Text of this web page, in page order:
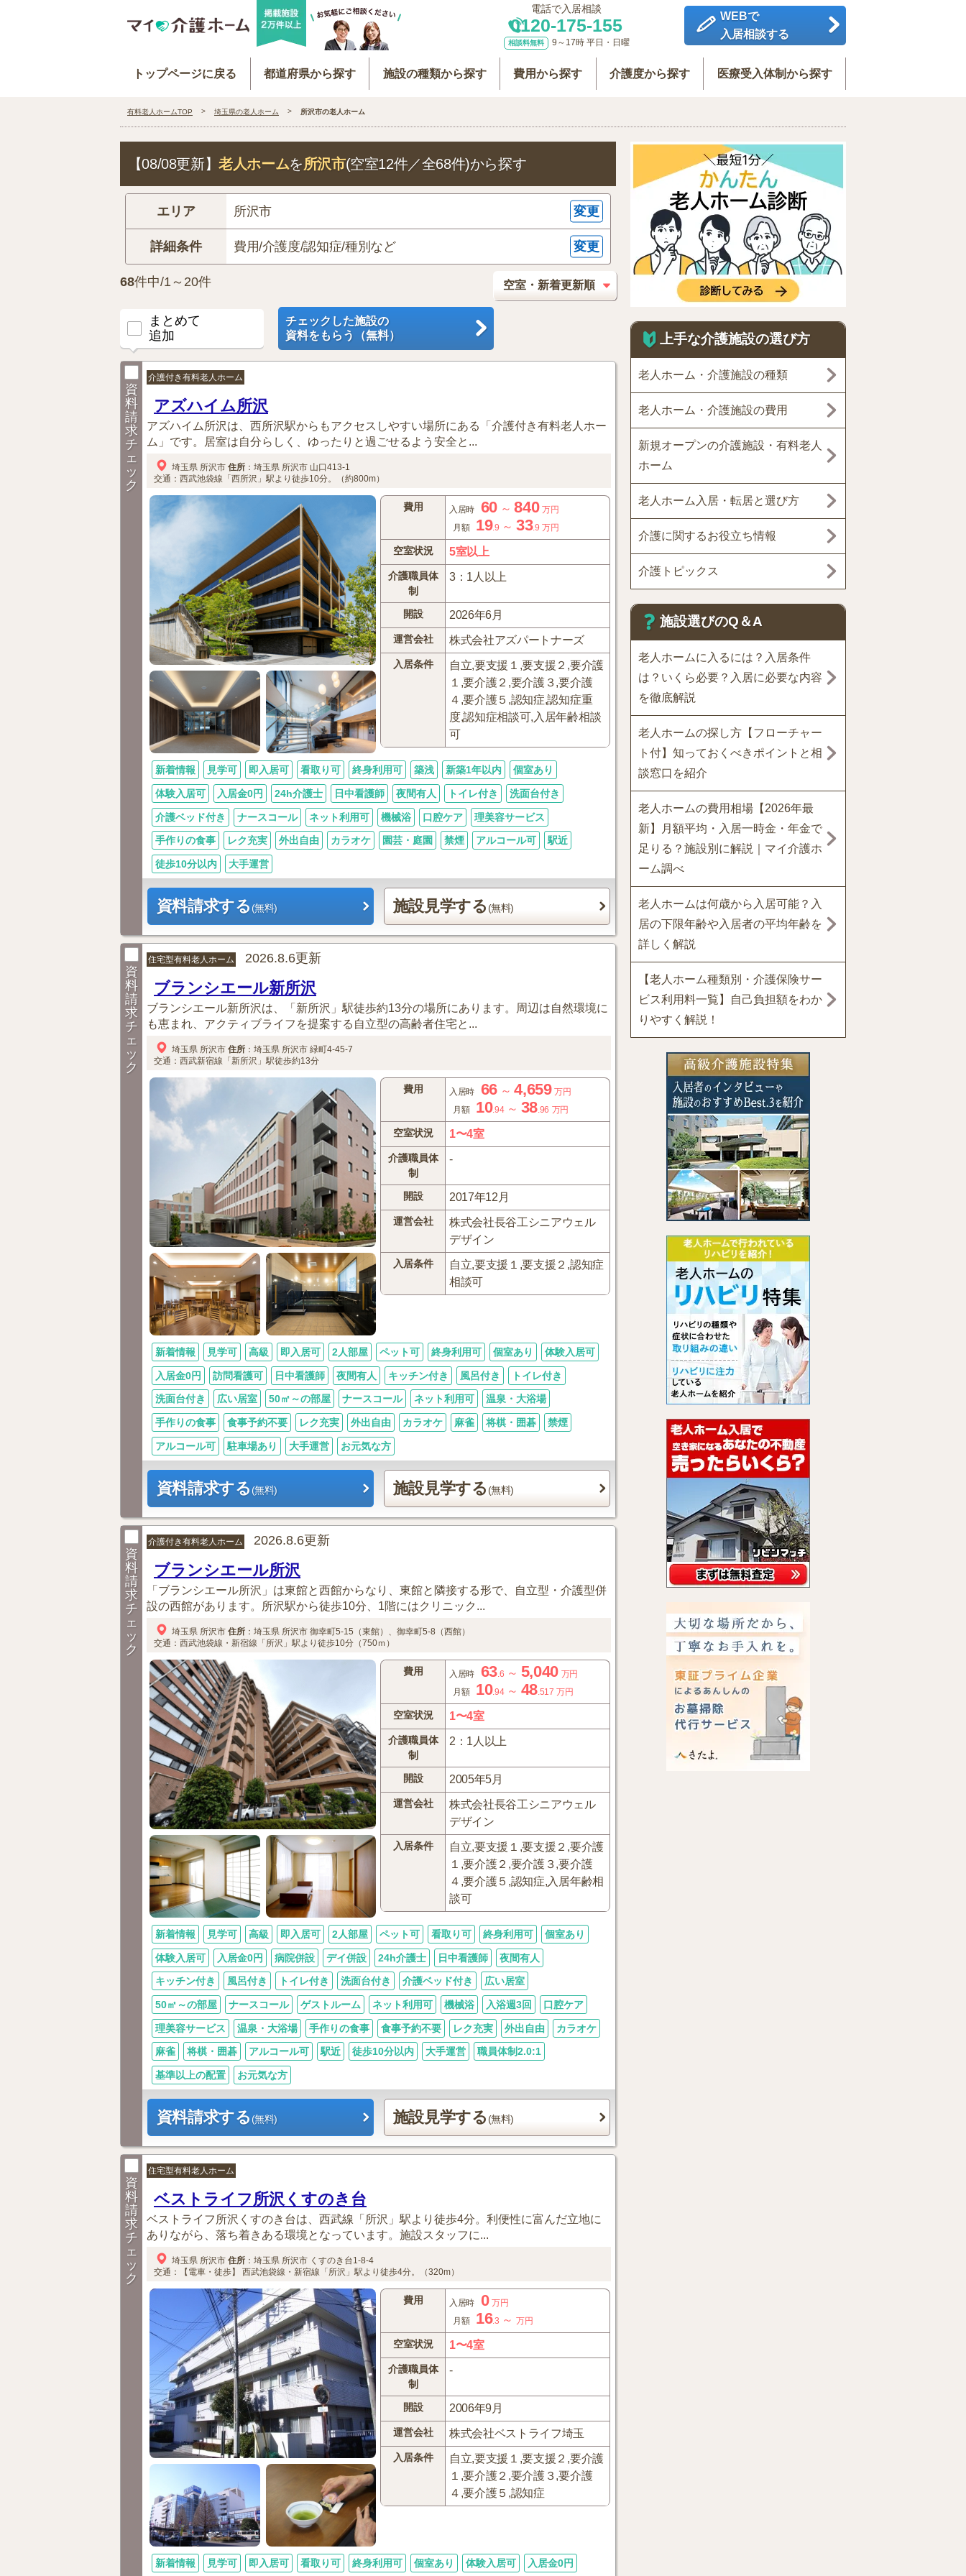
電話で入居相談
0120-175-155
相談料無料 9～17時 平日・日曜
WEBで
入居相談する
トップページに戻る 都道府県から探す 施設の種類から探す 費用から探す 介護度から探す 医療受入体制から探す
有料老人ホームTOP 埼玉県の老人ホーム 所沢市の老人ホーム
【08/08更新】老人ホームを所沢市(空室12件／全68件)から探す
エリア 所沢市 変更
詳細条件 費用/介護度/認知症/種別など 変更
68件中/1～20件
まとめて
追加
チェックした施設の
資料をもらう（無料）
資
料
請
求
チ
ェ
ッ
ク
介護付き有料老人ホーム
アズハイム所沢
アズハイム所沢は、西所沢駅からもアクセスしやすい場所にある「介護付き有料老人ホー
ム」です。居室は自分らしく、ゆったりと過ごせるよう安全と...
埼玉県 所沢市 住所 ： 埼玉県 所沢市 山口413-1
交通：西武池袋線「西所沢」駅より徒歩10分。（約800m）
費用 入居時 60 ～840 万円
月額
19.9 ～ 33.9 万円
空室状況 5室以上
介護職員体
制
3：1人以上
開設 2026年6月
運営会社 株式会社アズパートナーズ
入居条件
自立,要支援１,要支援２,要介護
１,要介護２,要介護３,要介護
４,要介護５,認知症,認知症重
度,認知症相談可,入居年齢相談
可
新着情報 見学可 即入居可 看取り可 終身利用可 築浅 新築1年以内 個室あり
体験入居可 入居金0円 24h介護士 日中看護師 夜間有人 トイレ付き 洗面台付き
介護ベッド付き ナースコール ネット利用可 機械浴 口腔ケア 理美容サービス
手作りの食事 レク充実 外出自由 カラオケ 園芸・庭園 禁煙 アルコール可 駅近
徒歩10分以内 大手運営
資料請求する(無料) 施設見学する (無料)
資
料
請
求
チ
ェ
ッ
ク
住宅型有料老人ホーム 2026.8.6更新
ブランシエール新所沢
ブランシエール新所沢は、「新所沢」駅徒歩約13分の場所にあります。周辺は自然環境に
も恵まれ、アクティブライフを提案する自立型の高齢者住宅と...
埼玉県 所沢市 住所 ： 埼玉県 所沢市 緑町4-45-7
交通：西武新宿線「新所沢」駅徒歩約13分
費用 入居時 66 ～4,659 万円
月額
10.94～ 38.96 万円
空室状況 1〜4室
介護職員体
制
-
開設 2017年12月
運営会社
株式会社長谷工シニアウェル
デザイン
入居条件
自立,要支援１,要支援２,認知症
相談可
新着情報 見学可 高級 即入居可 2人部屋 ペット可 終身利用可 個室あり 体験入居可
入居金0円 訪問看護可 日中看護師 夜間有人 キッチン付き 風呂付き トイレ付き
洗面台付き 広い居室 50㎡～の部屋 ナースコール ネット利用可 温泉・大浴場
手作りの食事 食事予約不要 レク充実 外出自由 カラオケ 麻雀 将棋・囲碁 禁煙
アルコール可 駐車場あり 大手運営 お元気な方
資料請求する(無料) 施設見学する (無料)
資
料
請
求
チ
ェ
ッ
ク
介護付き有料老人ホーム 2026.8.6更新
ブランシエール所沢
「ブランシエール所沢」は東館と西館からなり、東館と隣接する形で、自立型・介護型併
設の西館があります。所沢駅から徒歩10分、1階にはクリニック...
埼玉県 所沢市 住所 ： 埼玉県 所沢市 御幸町5-15（東館）、御幸町5-8（西館）
交通：西武池袋線・新宿線「所沢」駅より徒歩10分（750ｍ）
費用 入居時 63 .6 ～ 5,040 万円
月額
10.94～ 48.517 万円
空室状況 1〜4室
介護職員体
制
2：1人以上
開設 2005年5月
運営会社
株式会社長谷工シニアウェル
デザイン
入居条件
自立,要支援１,要支援２,要介護
１,要介護２,要介護３,要介護
４,要介護５,認知症,入居年齢相
談可
新着情報 見学可 高級 即入居可 2人部屋 ペット可 看取り可 終身利用可 個室あり
体験入居可 入居金0円 病院併設 デイ併設 24h介護士 日中看護師 夜間有人
キッチン付き 風呂付き トイレ付き 洗面台付き 介護ベッド付き 広い居室
50㎡～の部屋 ナースコール ゲストルーム ネット利用可 機械浴 入浴週3回 口腔ケア
理美容サービス 温泉・大浴場 手作りの食事 食事予約不要 レク充実 外出自由 カラオケ
麻雀 将棋・囲碁 アルコール可 駅近 徒歩10分以内 大手運営 職員体制2.0:1
基準以上の配置 お元気な方
資料請求する(無料) 施設見学する (無料)
資
料
請
求
チ
ェ
ッ
ク
住宅型有料老人ホーム
ベストライフ所沢くすのき台
ベストライフ所沢くすのき台は、西武線「所沢」駅より徒歩4分。利便性に富んだ立地に
ありながら、落ち着きある環境となっています。施設スタッフに...
埼玉県 所沢市 住所 ： 埼玉県 所沢市 くすのき台1-8-4
交通：【電車・徒歩】
西武池袋線・新宿線「所沢」駅より徒歩4分。（320m）
費用 入居時 0 万円
月額
16.3 ～ 万円
空室状況 1〜4室
介護職員体
制
-
開設 2006年9月
運営会社 株式会社ベストライフ埼玉
入居条件
自立,要支援１,要支援２,要介護
１,要介護２,要介護３,要介護
４,要介護５,認知症
新着情報 見学可 即入居可 看取り可 終身利用可 個室あり 体験入居可 入居金0円
上手な介護施設の選び方
老人ホーム・介護施設の種類
老人ホーム・介護施設の費用
新規オープンの介護施設・有料老人
ホーム
老人ホーム入居・転居と選び方
介護に関するお役立ち情報
介護トピックス
施設選びのQ＆A
老人ホームに入るには？入居条件
は？いくら必要？入居に必要な内容
を徹底解説
老人ホームの探し方【フローチャー
ト付】知っておくべきポイントと相
談窓口を紹介
老人ホームの費用相場【2026年最
新】月額平均・入居一時金・年金で
足りる？施設別に解説｜マイ介護ホ
ーム調べ
老人ホームは何歳から入居可能？入
居の下限年齢や入居者の平均年齢を
詳しく解説
【老人ホーム種類別・介護保険サー
ビス利用料一覧】自己負担額をわか
りやすく解説！